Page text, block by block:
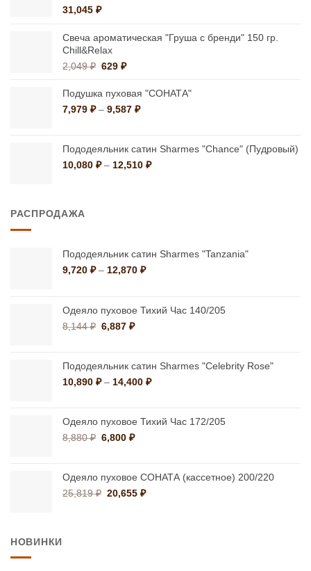
31,045 ₽
Свеча ароматическая "Груша с бренди" 150 гр.
Chill&Relax
2,049₽ Первоначальная
составляла
2,049 ₽.
629₽Текущая
629 ₽.
Подушка пуховая "СОНАТА"
7,979 ₽ – 9,587 ₽Диапазон
–
9,587 ₽
Пододеяльник сатин Sharmes "Chance" (Пудровый)
10,080 ₽ – 12,510 ₽Диапазон
РАСПРОДАЖА
Пододеяльник сатин Sharmes "Tanzania"
9,720 ₽ – 12,870 ₽Диапазон
–
Одеяло пуховое Тихий Час 140/205
8,144₽ Первоначальная
8,144 ₽.
6,887₽Текущая
Пододеяльник сатин Sharmes "Celebrity Rose"
10,890 ₽ – 14,400 ₽Диапазон
–
Одеяло пуховое Тихий Час 172/205
8,880₽ Первоначальная
8,880 ₽.
6,800₽Текущая
Одеяло пуховое СОНАТА (кассетное) 200/220
25,819₽ Первоначальная
20,655₽Текущая
НОВИНКИ